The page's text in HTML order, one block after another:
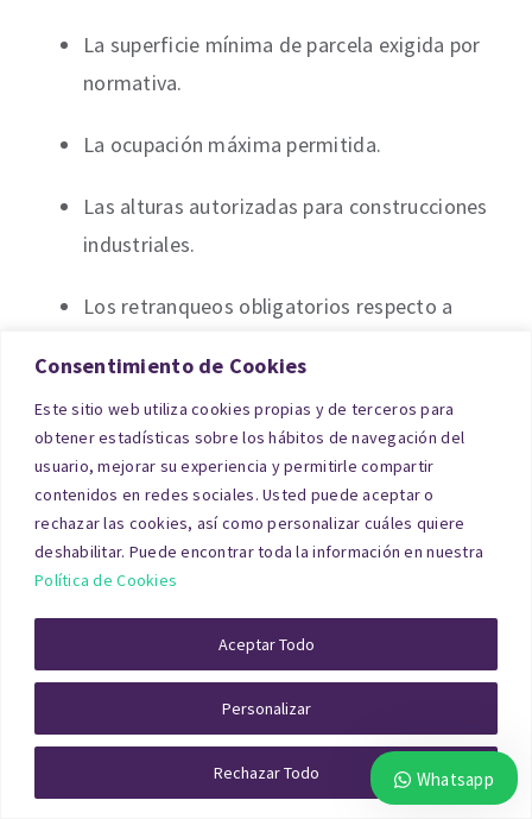
Consentimiento de Cookies
Este sitio web utiliza cookies propias y de terceros para
obtener estadísticas sobre los hábitos de navegación del
usuario, mejorar su experiencia y permitirle compartir
contenidos en redes sociales. Usted puede aceptar o
rechazar las cookies, así como personalizar cuáles quiere
deshabilitar. Puede encontrar toda la información en nuestra
Política de Cookies
Personalizar
Rechazar Todo
Aceptar Todo
La superficie mínima de parcela exigida por
normativa.
La ocupación máxima permitida.
Las alturas autorizadas para construcciones
industriales.
Los retranqueos obligatorios respecto a
La demanda existente en la zona por parte
de empresas logísticas, manufactureras o
tecnológicas.
Whatsapp